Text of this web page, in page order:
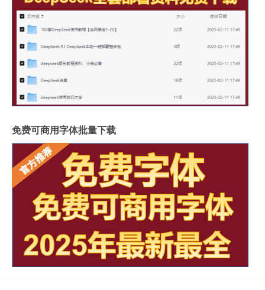
免费可商用字体批量下载